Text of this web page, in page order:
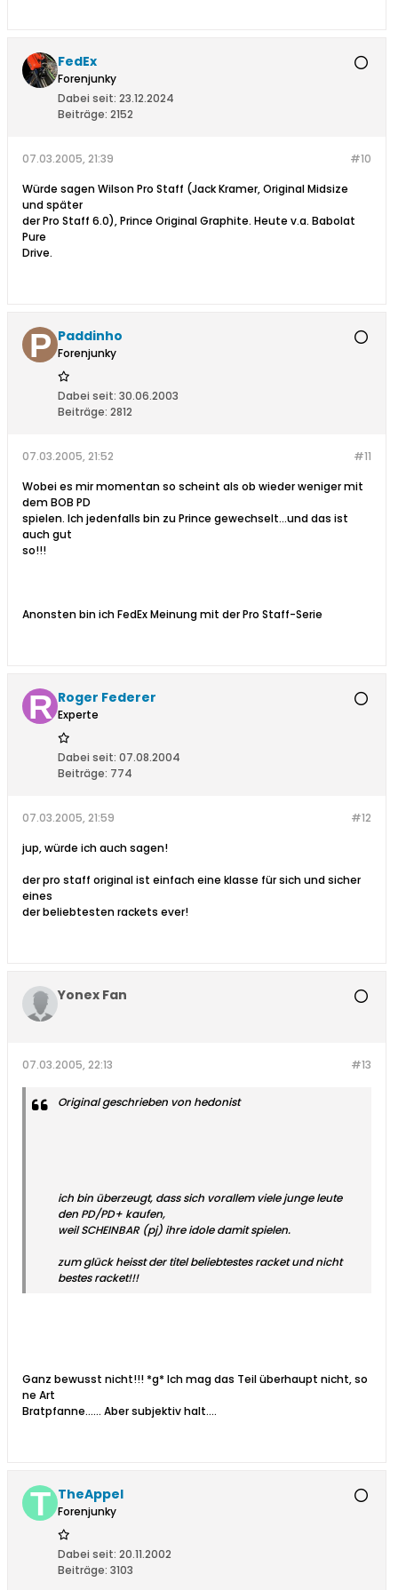
FedEx
Forenjunky
Dabei seit: 23.12.2024
Beiträge: 2152
#10
07.03.2005, 21:39
Würde sagen Wilson Pro Staff (Jack Kramer, Original Midsize
und später
der Pro Staff 6.0), Prince Original Graphite. Heute v.a. Babolat
Pure
Drive.
Paddinho
Forenjunky
Dabei seit: 30.06.2003
Beiträge: 2812
#11
07.03.2005, 21:52
Wobei es mir momentan so scheint als ob wieder weniger mit
dem BOB PD
spielen. Ich jedenfalls bin zu Prince gewechselt...und das ist
auch gut
so!!!
Anonsten bin ich FedEx Meinung mit der Pro Staff-Serie
Roger Federer
Experte
Dabei seit: 07.08.2004
Beiträge: 774
#12
07.03.2005, 21:59
jup, würde ich auch sagen!
der pro staff original ist einfach eine klasse für sich und sicher
eines
der beliebtesten rackets ever!
Yonex Fan
#13
07.03.2005, 22:13
Original geschrieben von hedonist
ich bin überzeugt, dass sich vorallem viele junge leute
den PD/PD+ kaufen,
weil SCHEINBAR (pj) ihre idole damit spielen.
zum glück heisst der titel beliebtestes racket und nicht
bestes racket!!!
Ganz bewusst nicht!!! *g* Ich mag das Teil überhaupt nicht, so
ne Art
Bratpfanne...... Aber subjektiv halt....
TheAppel
Forenjunky
Dabei seit: 20.11.2002
Beiträge: 3103